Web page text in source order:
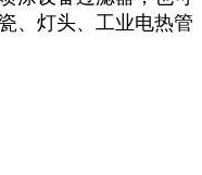
、灯头、工业电热管